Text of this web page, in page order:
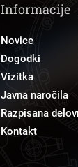
Informacije
Novice
Dogodki
Vizitka
Javna naročila
Razpisana
Kontakt